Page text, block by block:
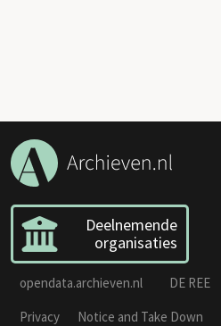
Deelnemende
organisaties
opendata.archieven.nl DE REE
Privacy
Notice and Take Down